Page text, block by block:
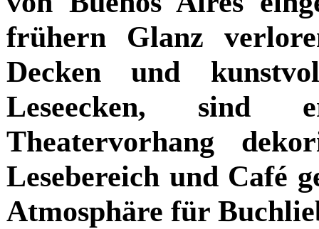
frühern Glanz
Decken und
Leseecken, sind
Theatervorhang
Lesebereich und Café
Atmosphäre für